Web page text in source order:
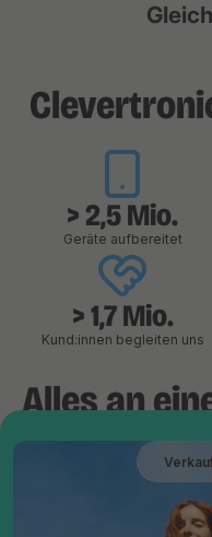
> 2,5 Mio.
Geräte aufbereitet
> 1,7 Mio.
Kund:innen begleiten uns
Alles an